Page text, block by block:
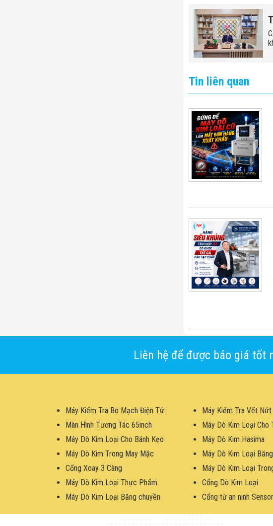
Tin liên quan
Liên hệ để được báo giá tốt
Máy Kiểm Tra Bo Mạch Điện Tử Máy Kiểm Tra Vết
Màn Hình Tương Tác 65inch
Máy Dò Kim Loại Cho
Máy Dò Kim Loại Cho Bánh Kẹo
Máy Dò Kim Hasima
Máy Dò Kim Trong May Mặc
Máy Dò Kim Loại
Cổng Xoay 3 Càng
Máy Dò Kim Loại
Máy Dò Kim Loại Thực Phẩm
Cổng Dò Kim Loại
Máy Dò Kim Loại Băng chuyền
Cổng từ an ninh